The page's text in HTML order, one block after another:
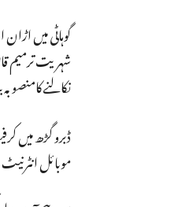
گوہاٹی میں
نکالنے
موبائل